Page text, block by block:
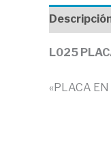
L025
«PLACA